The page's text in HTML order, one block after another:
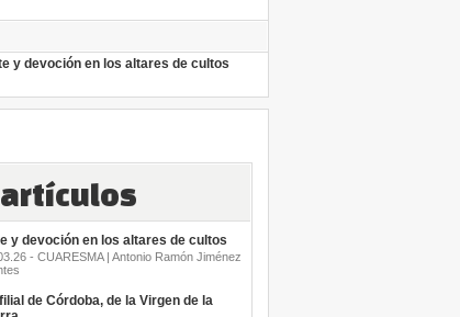
y devoción en los altares de cultos
y devoción en los altares de cultos
- CUARESMA | Antonio Ramón Jiménez
de Córdoba, de la Virgen de la